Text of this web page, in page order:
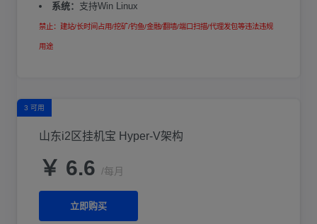
系统： 支持Win Linux
禁止：建站/长时间占用/挖矿/钓鱼/金融/翻墙/端口扫描/代理发包等违法违规
用途
3 可用
山东i2区挂机宝 Hyper-V架构
￥ 6.6 /每月
立即购买